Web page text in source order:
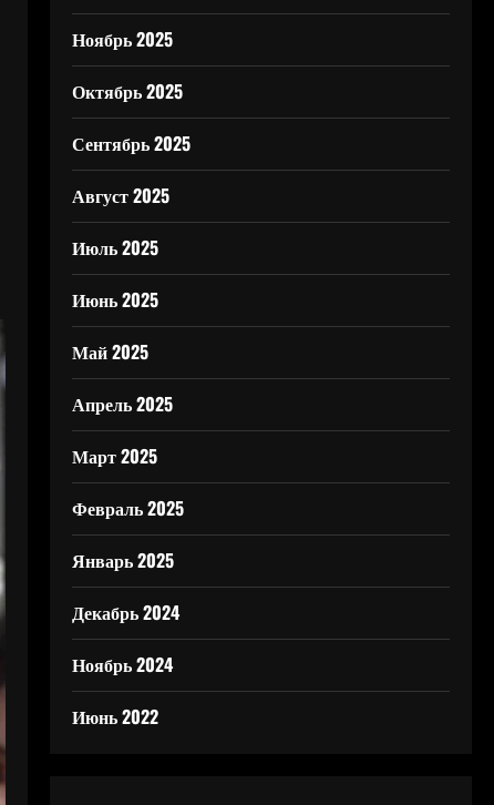
Ноябрь 2025
Октябрь 2025
Сентябрь 2025
Август 2025
Июль 2025
Июнь 2025
Май 2025
Апрель 2025
Март 2025
Февраль 2025
Январь 2025
Декабрь 2024
Ноябрь 2024
Июнь 2022